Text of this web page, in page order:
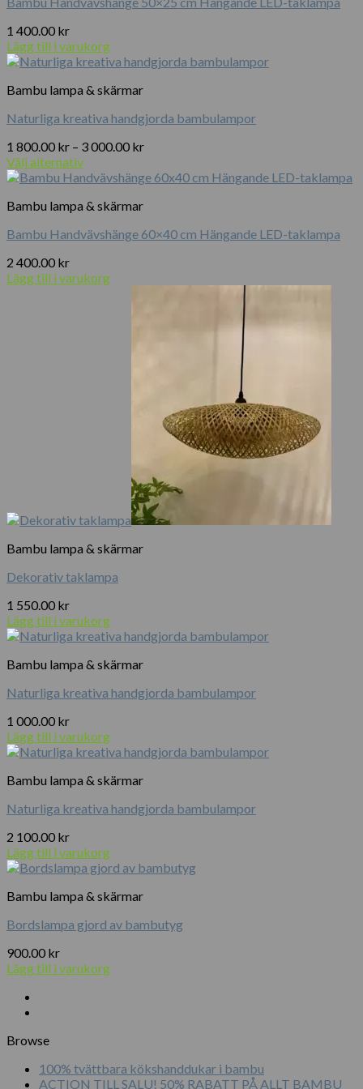
flera
De
olika
alternativen
kan
väljas
på
produktsidan
1 400.00 kr
Lägg till i varukorg
Bambu lampa & skärmar
Naturliga kreativa handgjorda bambulampor
1 800.00 kr – 3 000.00 krPrisintervall:
800.00 kr
Välj alternativ
Den
produkten
flera
De
olika
Bambu lampa & skärmar
Bambu Handvävshänge 60×40 cm Hängande LED-taklampa
2 400.00 kr
Lägg till i varukorg
Bambu lampa & skärmar
Dekorativ taklampa
1 550.00 kr
Lägg till i varukorg
Bambu lampa & skärmar
Naturliga kreativa handgjorda bambulampor
1 000.00 kr
Lägg till i varukorg
Bambu lampa & skärmar
Naturliga kreativa handgjorda bambulampor
2 100.00 kr
Lägg till i varukorg
Bambu lampa & skärmar
Bordslampa gjord av bambutyg
900.00 kr
Lägg till i varukorg
Browse
100% tvättbara kökshanddukar i bambu
ACTION TILL SALU! 50% RABATT PÅ ALLT BAMBU